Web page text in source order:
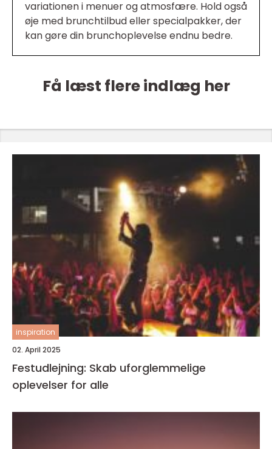
variationen i menuer og atmosfære. Hold også
øje med brunchtilbud eller specialpakker, der
kan gøre din brunchoplevelse endnu bedre.
Få læst flere indlæg her
inspiration
02. April 2025
Festudlejning: Skab uforglemmelige
oplevelser for alle